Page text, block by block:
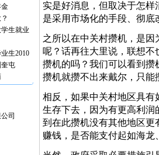
学生就业
生2010
屯
司
实是好消息，但取决于怎
是采用市场化的手段、彻底
之所以在中关村攒机，是
呢？话再往大里说，联想
攒机的吗？我们可以看到
攒机就攒不出来戴尔，只能
相反，如果中关村地区具
生存下去，因为有更高利
到在此攒机没有其他地区
赚钱，是否能支付起如海